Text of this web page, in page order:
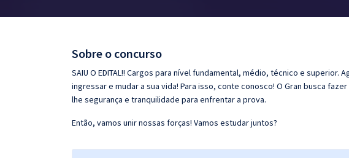
Questões grátis
Conteúdo gratuito
Sobre o concurso
SAIU O EDITAL!! Cargos para nível fundamental, médio, técnico e
ingressar e mudar a sua vida! Para isso, conte conosco! O Gran busca
lhe segurança e tranquilidade para enfrentar a prova.
Então, vamos unir nossas forças! Vamos estudar juntos?